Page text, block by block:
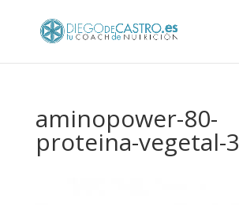
aminopower-80-
proteina-vegetal-3